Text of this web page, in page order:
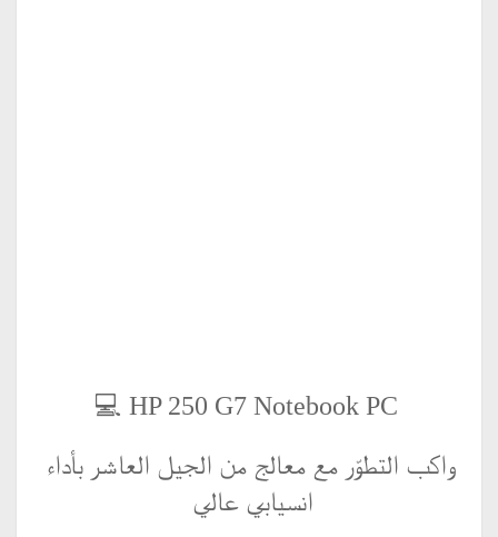
واكب التطوّر مع معالج من الجيل العاشر بأداء
انسيابي عالي